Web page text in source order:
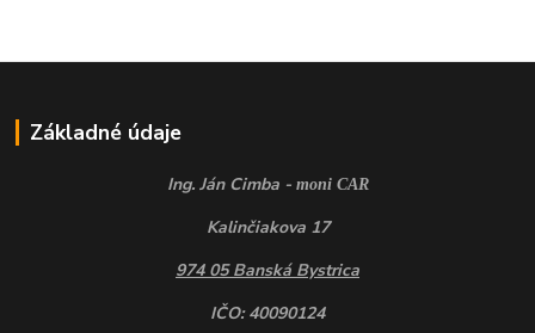
Základné údaje
Ing. Ján Cimba - moni CAR
Kalinčiakova 17
974 05 Banská Bystrica
IČO: 40090124